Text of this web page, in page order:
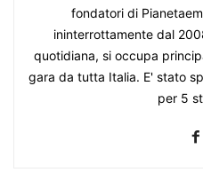
fondatori di
ininterrottamente dal
quotidiana, si occupa
gara da tutta Italia. E' stato
per 5